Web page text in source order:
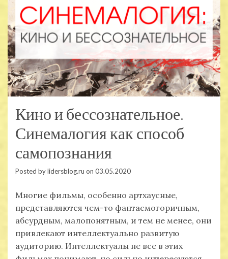
Кино и бессознательное.
Синемалогия как способ
самопознания
Posted bylidersblog.ru on 03.05.2020
Многие фильмы, особенно артхаусные,
представляются чем-то фантасмогоричным,
абсурдным, малопонятным, и тем не менее, они
привлекают интеллектуально развитую
аудиторию. Интеллектуалы не все в этих